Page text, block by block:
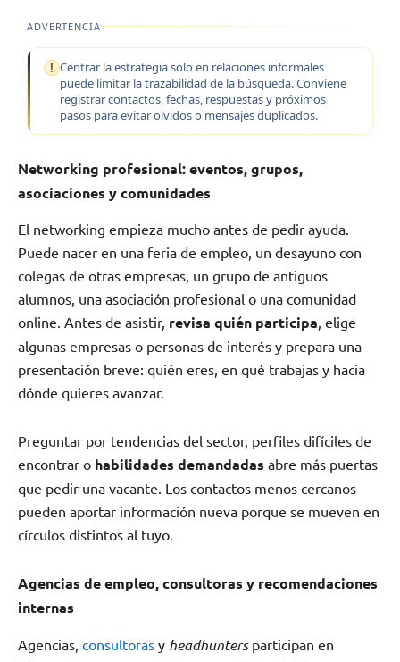
ADVERTENCIA
Centrar la estrategia solo en relaciones informales
puede limitar la trazabilidad de la búsqueda. Conviene
registrar contactos, fechas, respuestas y próximos
pasos para evitar olvidos o mensajes duplicados.
Networking profesional: eventos, grupos,
asociaciones y comunidades
El networking empieza mucho antes de pedir ayuda.
Puede nacer en una feria de empleo, un desayuno con
colegas de otras empresas, un grupo de antiguos
alumnos, una asociación profesional o una comunidad
online. Antes de asistir, revisa quién participa, elige
algunas empresas o personas de interés y prepara una
presentación breve: quién eres, en qué trabajas y hacia
dónde quieres avanzar.
Preguntar por tendencias del sector, perfiles difíciles de
encontrar o habilidades demandadas abre más puertas
que pedir una vacante. Los contactos menos cercanos
pueden aportar información nueva porque se mueven en
círculos distintos al tuyo.
Agencias de empleo, consultoras y recomendaciones
internas
Agencias, consultoras y headhuntersparticipan en